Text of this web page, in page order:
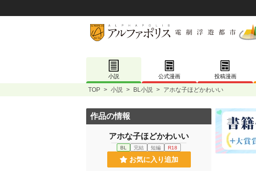
小説 公式漫画 投稿漫画
TOP > 小説 > BL小説 > アホな子ほどかわいい
作品の情報
アホな子ほどかわいい
BL 完結 短編 R18
お気に入り追加